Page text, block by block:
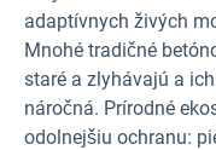
adaptívnych živých
Mnohé tradičné
staré a zlyhávajú a
náročná. Prírodné
odolnejšiu ochranu: